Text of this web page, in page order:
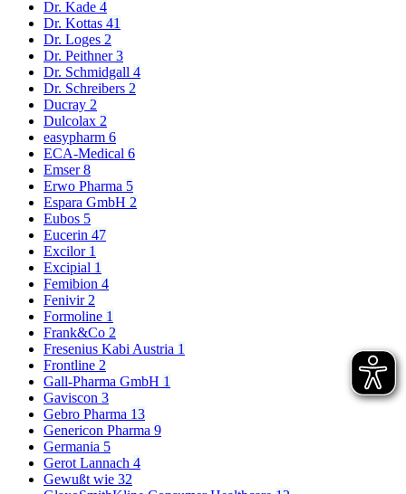
Dr. Kade 4
Dr. Kottas 41
Dr. Loges 2
Dr. Peithner3
Dr. Schmidgall 4
Dr. Schreibers 2
Ducray 2
Dulcolax 2
easypharm 6
ECA-Medical 6
Emser8
Erwo Pharma 5
Espara GmbH 2
Eubos 5
Eucerin 47
Excilor 1
Excipial 1
Femibion 4
Fenivir 2
Formoline 1
Frank&Co 2
Fresenius Kabi Austria 1
Frontline 2
Gall-Pharma GmbH 1
Gaviscon 3
Gebro Pharma 13
Genericon Pharma 9
Germania 5
Gerot Lannach 4
Gewußt wie 32